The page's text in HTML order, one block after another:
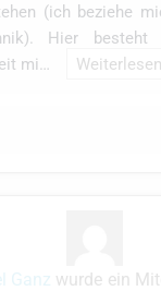
(ich beziehe
Hier
mi…
Weiterlesen
Ganz wurde ein